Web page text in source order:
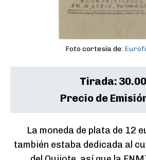
Foto cortesía de:
Tirada:
Precio de
La moneda de plata de 12
también estaba dedicada al